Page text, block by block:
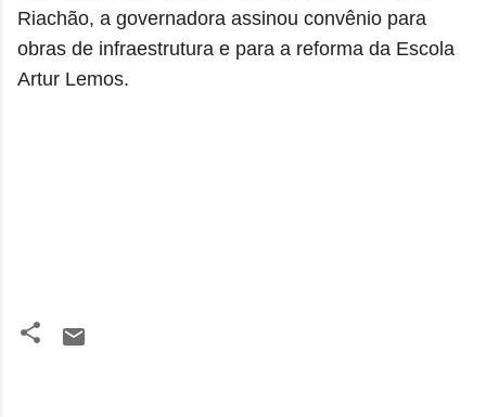
Riachão, a governadora assinou convênio para
obras de infraestrutura e para a reforma da Escola
Artur Lemos.